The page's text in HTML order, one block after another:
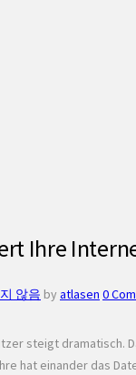
Ihre
않음 by atlasen 0
steigt
hat einander das